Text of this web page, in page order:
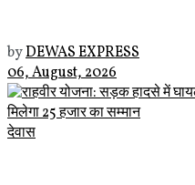
byDEWAS EXPRESS
06, August, 2026
देवास